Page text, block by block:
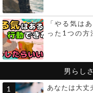
「やる気は
った1つの方
男らしさ
あなたは大丈